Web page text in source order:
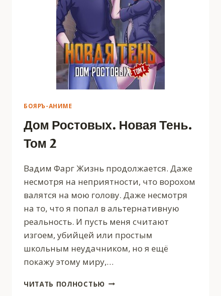
БОЯРЪ-АНИМЕ
Дом Ростовых. Новая Тень.
Том 2
Вадим Фарг Жизнь продолжается. Даже
несмотря на неприятности, что ворохом
валятся на мою голову. Даже несмотря
на то, что я попал в альтернативную
реальность. И пусть меня считают
изгоем, убийцей или простым
школьным неудачником, но я ещё
покажу этому миру,…
ЧИТАТЬ ПОЛНОСТЬЮ ДОМ